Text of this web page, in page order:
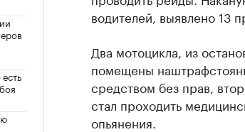
водителей, выявлено 13
Два мотоцикла, из
помещены
средством без прав,
стал проходить
опьянения.